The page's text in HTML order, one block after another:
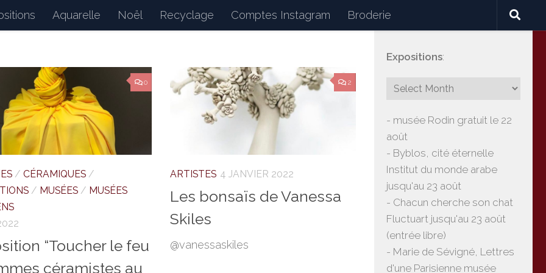
Aquarelle Noël Recyclage Comptes Instagram Broderie
: petits bonheurs du quotidien, dessins, peintures, céramiques, lectures, expositions, voyages
0
/ CÉRAMIQUES /
/ MUSÉES / MUSÉES
“Toucher le feu
céramistes au
2
ARTISTES 4 JANVIER 2022
Les bonsaïs de Vanessa
Skiles
@vanessaskiles
Expositions:
- musée Rodin gratuit le 22
août
- Byblos, cité éternelle
Institut du monde arabe
jusqu'au 23 août
- Chacun cherche son chat
Fluctuart jusqu'au 23 août
(entrée libre)
- Marie de Sévigné, Lettres
d'une Parisienne musée